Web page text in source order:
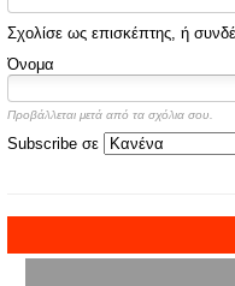
Σχολίσε ως επισκέπτης, ή
Όνομα
Προβάλλεται μετά από τα σχόλια σου.
Subscribe σε